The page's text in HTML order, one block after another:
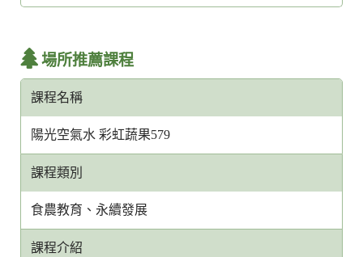
場所推薦課程
課程名稱
陽光空氣水 彩虹蔬果579
課程類別
食農教育、永續發展
課程介紹